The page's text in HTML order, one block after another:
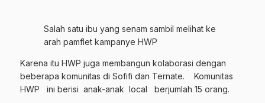
Salah satu ibu yang senam sambil melihat ke
arah pamflet kampanye HWP
Karena itu HWP juga membangun kolaborasi dengan
beberapa komunitas di Sofifi dan Ternate. Komunitas
HWP ini berisi anak-anak local berjumlah 15 orang.